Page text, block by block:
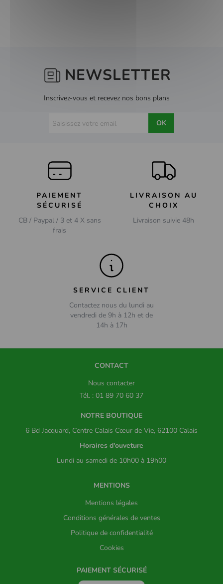
NEWSLETTER
Inscrivez-vous et recevez nos bons plans
OK
PAIEMENT
SÉCURISÉ
CB / Paypal / 3 et 4 X sans
frais
LIVRAISON AU
CHOIX
Livraison suivie 48h
SERVICE CLIENT
Contactez nous du lundi au
vendredi de 9h à 12h et de
14h à 17h
CONTACT
Nous contacter
Tél. : 01 89 70 60 37
NOTRE BOUTIQUE
6 Bd Jacquard, Centre Calais Cœur de Vie, 62100 Calais
Horaires d'ouveture
Lundi au samedi de 10h00 à 19h00
MENTIONS
Mentions légales
Conditions générales de ventes
Politique de confidentialité
Cookies
PAIEMENT SÉCURISÉ